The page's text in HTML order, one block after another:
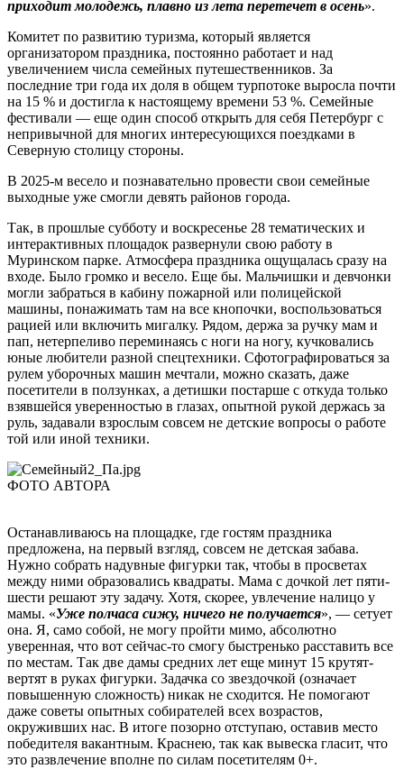
приходит молодежь, плавно из лета перетечет в осень».
Комитет по развитию туризма, который является
организатором праздника, постоянно работает и над
увеличением числа семейных путешественников. За
последние три года их доля в общем турпотоке выросла почти
на 15 % и достигла к настоящему времени 53 %. Семейные
фестивали — еще один способ открыть для себя Петербург с
непривычной для многих интересующихся поездками в
Северную столицу стороны.
В 2025‑м весело и познавательно провести свои семейные
выходные уже смогли девять районов города.
Так, в прошлые субботу и воскресенье 28 тематических и
интер­активных площадок развернули свою работу в
Муринском парке. Атмосфера праздника ощущалась сразу на
входе. Было громко и весело. Еще бы. Мальчишки и девчонки
могли забраться в кабину пожарной или полицейской
машины, понажимать там на все кнопочки, воспользоваться
рацией или включить мигалку. Рядом, держа за ручку мам и
пап, нетерпеливо переминаясь с ноги на ногу, кучковались
юные любители разной спецтехники. Сфотографироваться за
рулем уборочных машин мечтали, можно сказать, даже
посетители в ползунках, а детишки постарше с откуда только
взявшейся уверенностью в глазах, опытной рукой держась за
руль, задавали взрослым совсем не детские вопросы о работе
той или иной техники.
ФОТО АВТОРА
Останавливаюсь на площадке, где гостям праздника
предложена, на первый взгляд, совсем не детская забава.
Нужно собрать надувные фигурки так, чтобы в просветах
между ними образовались квадраты. Мама с дочкой лет пяти-
шести решают эту задачу. Хотя, скорее, увлечение налицо у
мамы. «Уже полчаса сижу, ничего не получается», — сетует
она. Я, само собой, не могу пройти мимо, абсолютно
уверенная, что вот сейчас‑то смогу быстренько расставить все
по местам. Так две дамы средних лет еще минут 15 крутят-
вертят в руках фигурки. Задачка со звездочкой (означает
повышенную сложность) никак не сходится. Не помогают
даже советы опытных собирателей всех возрастов,
окруживших нас. В итоге позорно отступаю, оставив место
победителя вакантным. Краснею, так как вывеска гласит, что
это развлечение вполне по силам посетителям 0+.